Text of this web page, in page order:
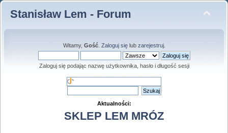
Stanisław Lem - Forum
Witamy, Gość. Zaloguj sięlub zarejestruj.
Zaloguj się podając nazwę użytkownika, hasło i długość sesji
Aktualności:
SKLEP LEM MRÓZ